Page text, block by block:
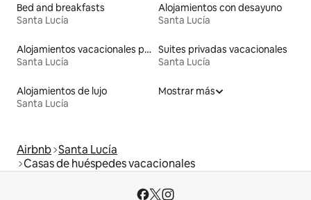
Bed and breakfasts
Santa Lucía
Alojamientos con desayuno
Santa Lucía
Alojamientos vacacionales para familias
Santa Lucía
Suites privadas vacacionales
Santa Lucía
Alojamientos de lujo
Santa Lucía
Mostrar más
Airbnb Santa Lucía
Casas de huéspedes vacacionales